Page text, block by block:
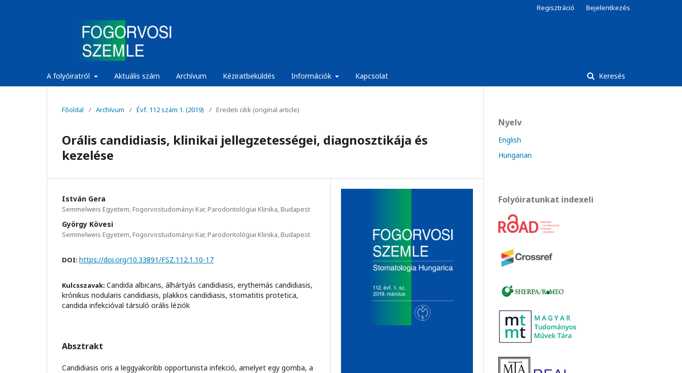
A folyóiratról Aktuális szám Archívum Kéziratbeküldés Információk Kapcsolat Keresés
Regisztráció Bejelentkezés
Főoldal / Archívum / Évf. 112 szám 1. (2019) / Eredeti cikk (original article)
Orális candidiasis, klinikai jellegzetességei, diagnosztikája és
kezelése
István Gera
Semmelweis Egyetem, Fogorvostudományi Kar, Parodontológiai Klinika, Budapest
György Kövesi
Semmelweis Egyetem, Fogorvostudományi Kar, Parodontológiai Klinika, Budapest
DOI: https://doi.org/10.33891/FSZ.112.1.10-17
Kulcsszavak: Candida albicans, álhártyás candidiasis, erythemás candidiasis,
krónikus nodularis candidiasis, plakkos candidiasis, stomatitis protetica,
candida infekcióval társuló orális léziók
Absztrakt
Candidiasis oris a leggyakoribb opportunista infekció, amelyet egy gomba, a
Nyelv
English
Hungarian
Folyóiratunkat indexeli